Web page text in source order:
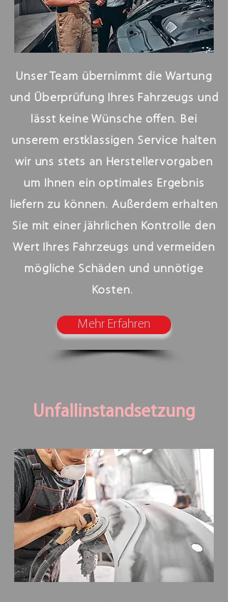
Unser Team übernimmt die Wartung
und Überprüfung Ihres Fahrzeugs und
lässt keine Wünsche offen. Bei
unserem erstklassigen Service halten
wir uns stets an Herstellervorgaben
um Ihnen ein optimales Ergebnis
liefern zu können. Außerdem erhalten
Sie mit einer jährlichen Kontrolle den
Wert Ihres Fahrzeugs und vermeiden
mögliche Schäden und unnötige
Kosten.
Mehr Erfahren
Unfallinstandsetzung